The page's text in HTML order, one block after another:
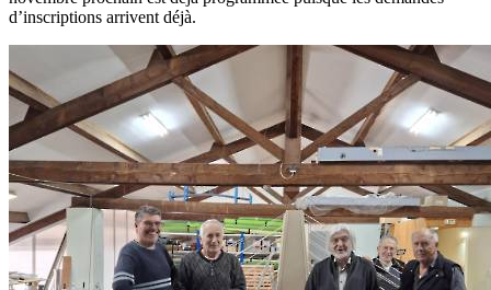
d’inscriptions arrivent déjà.